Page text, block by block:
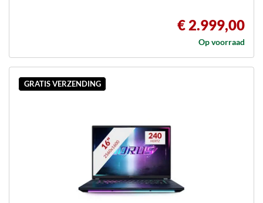
€ 2.999,00
Op voorraad
GRATIS VERZENDING